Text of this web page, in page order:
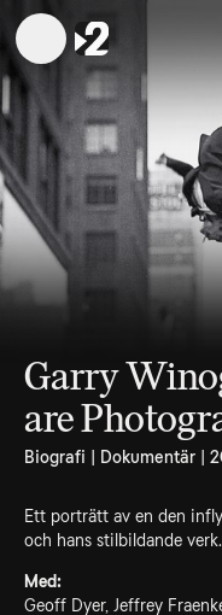
Garry
are
Biografi | Dokumentär |
Ett porträtt av en den
och hans stilbildande verk.
Med:
Geoff Dyer, Jeffrey